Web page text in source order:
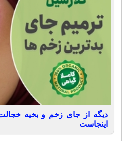
دیگه از جای زخم و بخیه
اینجاست